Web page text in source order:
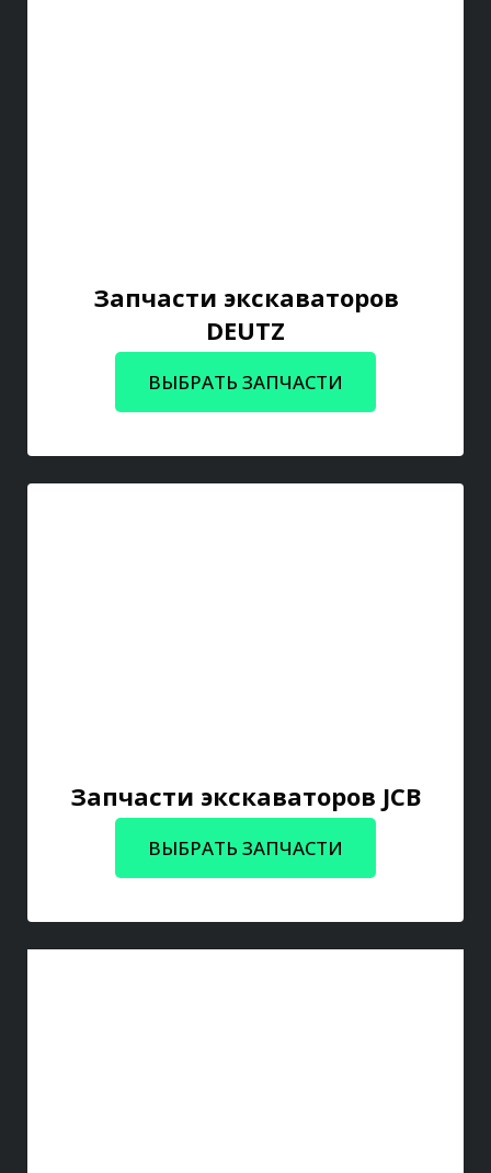
Запчасти экскаваторов
DEUTZ
ВЫБРАТЬ ЗАПЧАСТИ
Запчасти экскаваторов JCB
ВЫБРАТЬ ЗАПЧАСТИ